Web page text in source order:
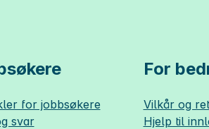
for jobbsøkere
svar
For
Vilkår og
Hjelp til